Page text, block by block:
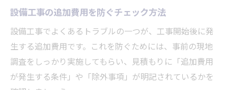
設備工事の追加費用を防ぐチェック方法
設備工事でよくあるトラブルの一つが、工事開始後に発
生する追加費用です。これを防ぐためには、事前の現地
調査をしっかり実施してもらい、見積もりに「追加費用
が発生する条件」や「除外事項」が明記されているかを